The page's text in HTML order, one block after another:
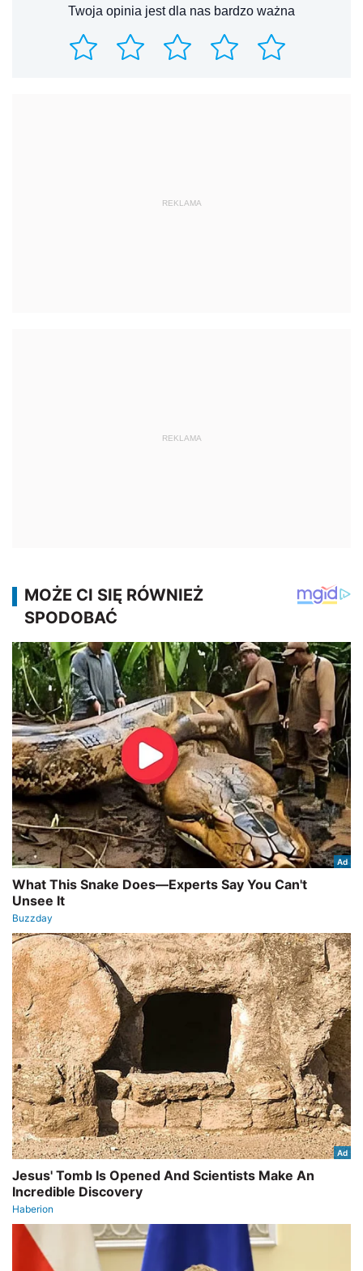
Twoja opinia jest dla nas bardzo ważna
REKLAMA
REKLAMA